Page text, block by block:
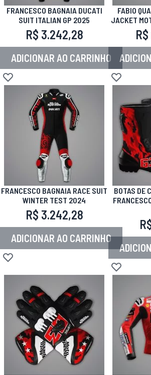
FRANCESCO BAGNAIA DUCATI
SUIT ITALIAN GP 2025
R$ 3.242,28
ADICIONAR AO CARRINHO
Adicionar à lista de desejos
FABIO
JACKET
Adicionar
FRANCESCO BAGNAIA RACE SUIT
WINTER TEST 2024
R$ 3.242,28
ADICIONAR AO CARRINHO
Adicionar à lista de desejos
BOTAS DE
Adicionar